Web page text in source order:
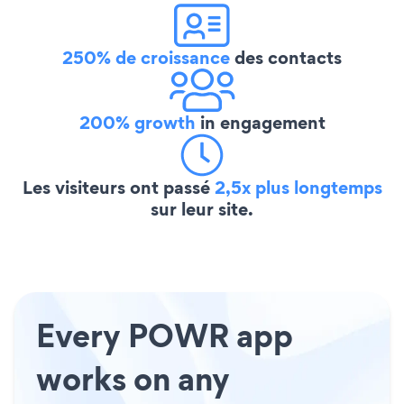
250% de croissancedes contacts
200% growth in engagement
Les visiteurs ont passé2,5x plus longtemps
sur leur site.
Every POWR app
works on any